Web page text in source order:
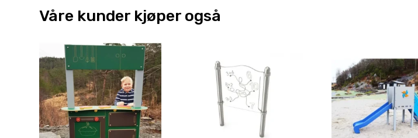
Våre kunder kjøper også